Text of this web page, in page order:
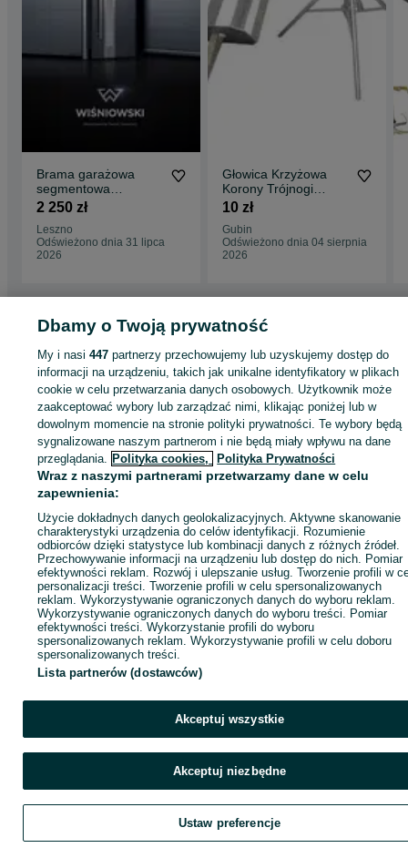
Brama garażowa
segmentowa
przemysłowa
MONTAŻ *CAŁA
POLSKA*
2 250 zł
Leszno
Odświeżono dnia 31 lipca
2026
Głowica Krzyżowa
Korony Trójnogi
Dźwigar H 20 stemple
Płyta Szalunkowa
płyta topolowa czarna
szalunki budowlane
10 zł
Gubin
Odświeżono dnia 04 sierpnia
2026
Strona główna Budowa i Remont
Dolnośląskie
Stemple - Karpacz
KATEGORIA
1067421687 Wyświetlenia:
Zadzwoń / SMS
Dbamy o Twoją prywatność
My i nasi447 partnerzy przechowujemy lub uzyskujemy dostęp do
informacji na urządzeniu, takich jak unikalne identyfikatory w plikach
cookie w celu przetwarzania danych osobowych. Użytkownik może
zaakceptować wybory lub zarządzać nimi, klikając poniżej lub w
dowolnym momencie na stronie polityki prywatności. Te wybory będą
sygnalizowane naszym partnerom i nie będą miały wpływu na dane
przeglądania. Polityka cookies, Polityka Prywatności
Wraz z naszymi partnerami przetwarzamy dane w celu
zapewnienia:
Użycie dokładnych danych geolokalizacyjnych. Aktywne skanowanie
charakterystyki urządzenia do celów identyfikacji. Rozumienie
odbiorców dzięki statystyce lub kombinacji danych z różnych źródeł.
Przechowywanie informacji na urządzeniu lub dostęp do nich. Pomiar
efektywności reklam. Rozwój i ulepszanie usług. Tworzenie profili w
personalizacji treści. Tworzenie profili w celu spersonalizowanych
reklam. Wykorzystywanie ograniczonych danych do wyboru reklam.
Wykorzystywanie ograniczonych danych do wyboru treści. Pomiar
efektywności treści. Wykorzystanie profili do wyboru
spersonalizowanych reklam. Wykorzystywanie profili w celu doboru
spersonalizowanych treści.
Lista partnerów (dostawców)
Akceptuj wszystkie
Akceptuj niezbędne
Ustaw preferencje